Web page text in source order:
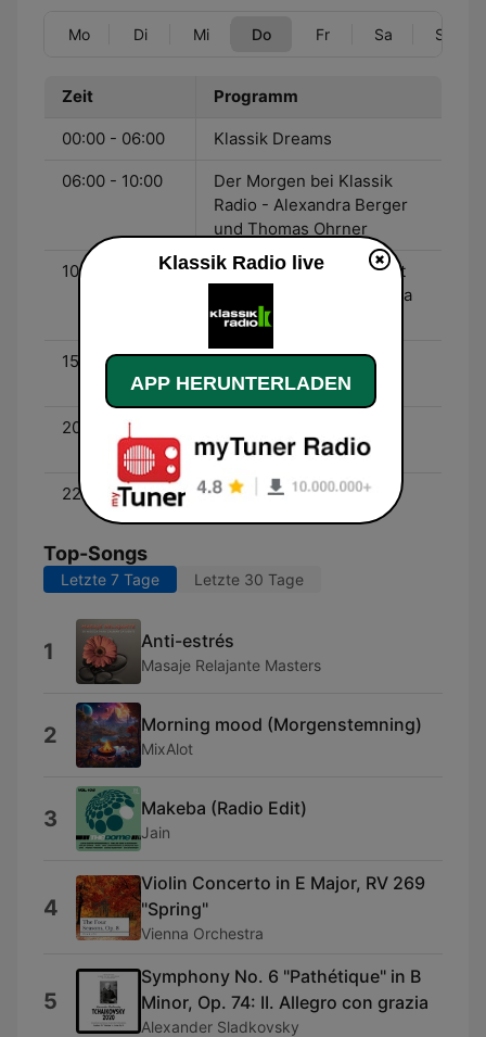
Mo Di Mi Do Fr Sa So
Zeit Programm
00:00 - 06:00 Klassik Dreams
06:00 - 10:00
Der Morgen bei Klassik
Radio - Alexandra Berger
und Thomas Ohrner
10:00 - 15:00
Geniessen bei der Arbeit
mit Klassik Radio - Svenja
Sellnow
15:00 - 20:00
Die Holger - Wemhoff -
Show - Holger Wemhoff
20:00 - 22:00
Show - Florian Schmidt
22:00 - 00:00 Klassik Dreams
Top-Songs
Letzte 7 Tage Letzte 30 Tage
1 Anti-estrés
Masaje Relajante Masters
2 Morning mood (Morgenstemning)
MixAlot
3 Makeba (Radio Edit)
Jain
4
Violin Concerto in E Major, RV 269
"Spring"
Vienna Orchestra
5
Symphony No. 6 "Pathétique" in B
Minor, Op. 74: II. Allegro con grazia
Alexander Sladkovsky
Klassik Radio live
APP HERUNTERLADEN